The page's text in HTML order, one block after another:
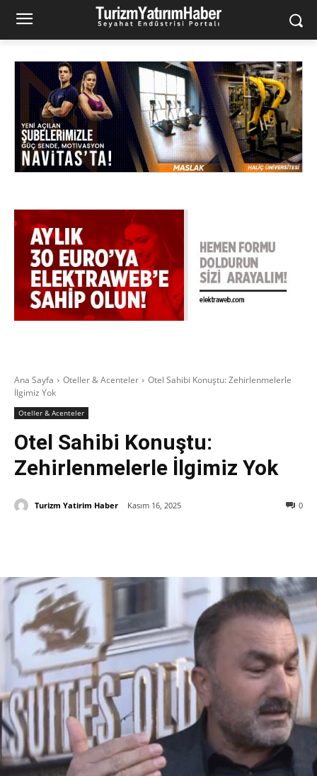
Ana Sayfa Oteller & Acenteler
Otel Sahibi Konuştu: Zehirlenmelerle
İlgimiz Yok
Oteller & Acenteler
Otel Sahibi Konuştu:
Zehirlenmelerle İlgimiz Yok
0
Turizm Yatirim Haber Kasım 16, 2025